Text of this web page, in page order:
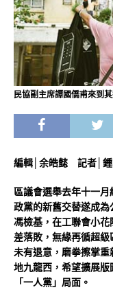
民協副主席譚國僑甫來到
編輯│余皓懿 記者│
區議會選舉去年十一
政黨的新舊交替遂成
馮檢基，在工聯會小
差落敗，無緣再循超
未有退意，磨拳擦掌
地九龍西，希望擴展
「一人黨」局面。